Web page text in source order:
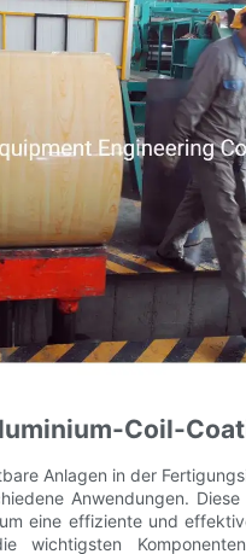
Coil-
Anlagen in der
Anwendungen.
eine effiziente und
wichtigsten